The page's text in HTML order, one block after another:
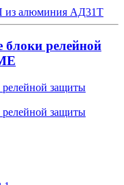
из алюминия АД31Т
релейной
защиты
защиты